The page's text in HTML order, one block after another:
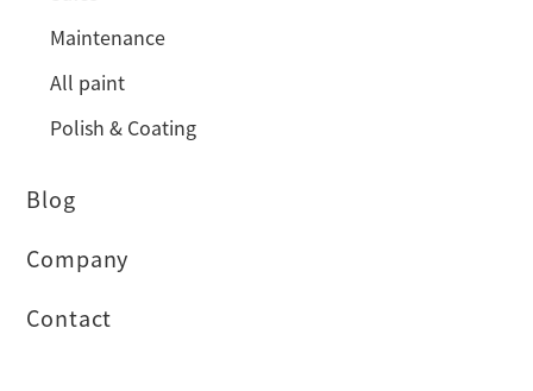
Maintenance
All paint
Polish & Coating
Blog
Company
Contact